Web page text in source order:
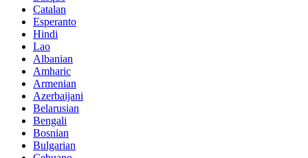
Catalan
Esperanto
Hindi
Lao
Albanian
Amharic
Armenian
Azerbaijani
Belarusian
Bengali
Bosnian
Bulgarian